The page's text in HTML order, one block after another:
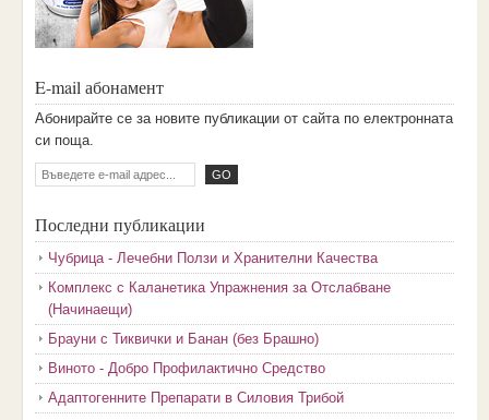
E-mail абонамент
Aбoниpaйтe ce зa нoвитe пyбликaции oт caйтa пo eлeктpoннaтa
cи пoщa.
Последни публикации
Чубрица - Лечебни Ползи и Хранителни Качества
Комплекс с Каланетика Упражнения за Отслабване
(Начинаещи)
Брауни с Тиквички и Банан (без Брашно)
Виното - Добро Профилактично Средство
Адаптогенните Препарати в Силовия Трибой